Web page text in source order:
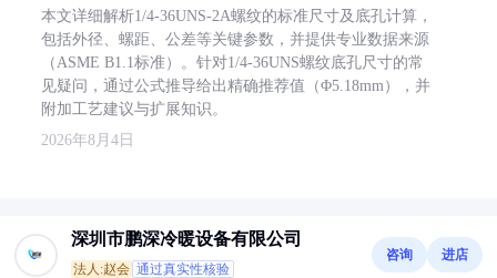
本文详细解析1/4-36UNS-2A螺纹的标准尺寸及底孔计算，
包括外径、螺距、公差等关键参数，并提供专业数据来源
（ASME B1.1标准）。针对1/4-36UNS螺纹底孔尺寸的常
见疑问，通过公式推导给出精确推荐值（Φ5.18mm），并
附加工艺建议与扩展知识。
2026年8月4日
深圳市鹏深冷暖设备有限公司
法人:赵会 通过真实性核验
咨询 进店